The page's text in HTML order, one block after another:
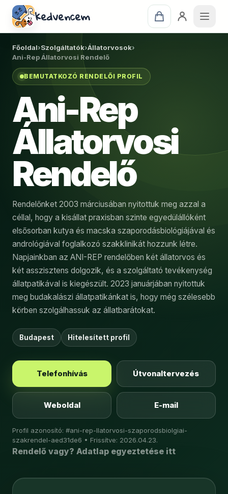
kedvencem
Főoldal›Szolgáltatók›Állatorvosok›
Ani-Rep Állatorvosi Rendelő
BEMUTATKOZÓ RENDELŐI PROFIL
Ani-Rep
Állatorvosi
Rendelő
Rendelőnket 2003 márciusában nyitottuk meg azzal a
céllal, hogy a kisállat praxisban szinte egyedülállóként
elsősorban kutya és macska szaporodásbiológiájával és
andrológiával foglalkozó szakklinikát hozzunk létre.
Napjainkban az ANI-REP rendelőben két állatorvos és
két asszisztens dolgozik, és a szolgáltató tevékenység
állatpatikával is kiegészült. 2023 januárjában nyitottuk
meg budakalászi állatpatikánkat is, hogy még szélesebb
körben szolgálhassuk az állatbarátokat.
Budapest Hitelesített profil
Telefonhívás Útvonaltervezés
Weboldal E-mail
Profil azonosító: #ani-rep-llatorvosi-szaporodsbiolgiai-
szakrendel-aed31de6 • Frissítve: 2026.04.23.
Rendelő vagy? Adatlap egyeztetése itt